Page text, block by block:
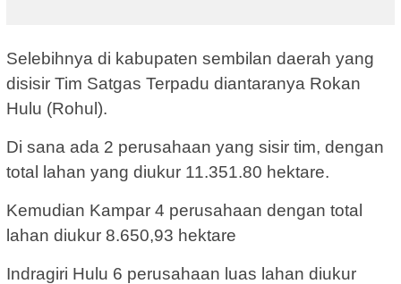
Selebihnya di kabupaten sembilan daerah yang
disisir Tim Satgas Terpadu diantaranya Rokan
Hulu (Rohul).
Di sana ada 2 perusahaan yang sisir tim, dengan
total lahan yang diukur 11.351.80 hektare.
Kemudian Kampar 4 perusahaan dengan total
lahan diukur 8.650,93 hektare
Indragiri Hulu 6 perusahaan luas lahan diukur